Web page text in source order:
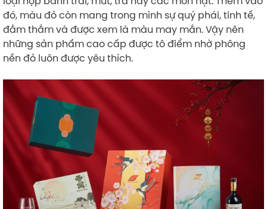
đó, màu đỏ còn mang trong mình sự quý phái, tinh tế,
đằm thắm và được xem là màu may mắn. Vậy nên
những sản phẩm cao cấp được tô điểm nhờ phông
nền đỏ luôn được yêu thích.